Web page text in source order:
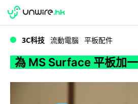
為 MS Surface 平板加
WWDC 2026
3C科技 流動電腦 平板配件
為 MS Surface 平板加